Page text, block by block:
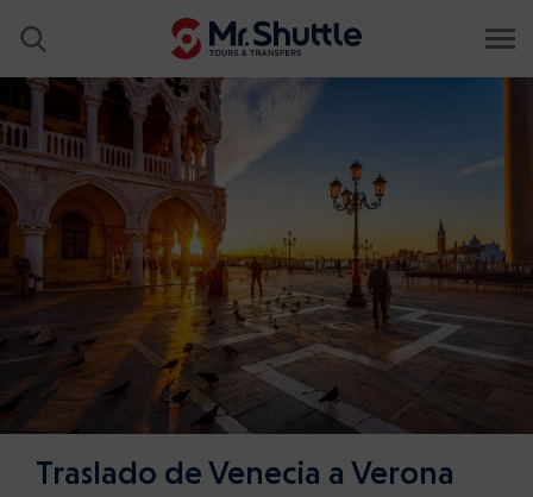
Traslado de Venecia a Verona